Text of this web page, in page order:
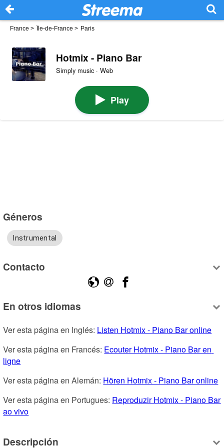
France > Île-de-France > Paris
Hotmix - Piano Bar
Simply music · Web
Play
Géneros
Instrumental
Contacto
En otros idiomas
Ver esta página en Inglés: Listen Hotmix - Piano Bar online
Ver esta página en Francés: Ecouter Hotmix - Piano Bar en
ligne
Ver esta página en Alemán: Hören Hotmix - Piano Bar online
Ver esta página en Portugues: Reproduzir Hotmix - Piano Bar
ao vivo
Descripción